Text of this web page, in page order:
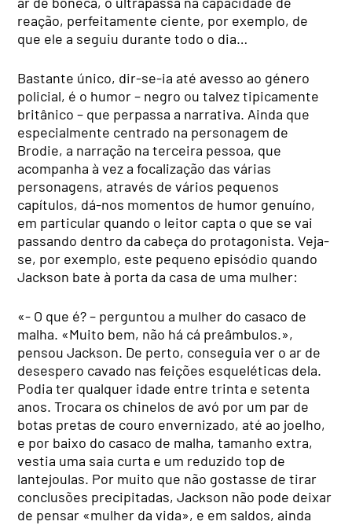
reação, perfeitamente ciente, por exemplo, de
que ele a seguiu durante todo o dia…
Bastante único, dir-se-ia até avesso ao género
policial, é o humor – negro ou talvez tipicamente
britânico – que perpassa a narrativa. Ainda que
especialmente centrado na personagem de
Brodie, a narração na terceira pessoa, que
acompanha à vez a focalização das várias
personagens, através de vários pequenos
capítulos, dá-nos momentos de humor genuíno,
em particular quando o leitor capta o que se vai
passando dentro da cabeça do protagonista. Veja-
se, por exemplo, este pequeno episódio quando
Jackson bate à porta da casa de uma mulher:
«- O que é? – perguntou a mulher do casaco de
malha. «Muito bem, não há cá preâmbulos.»,
pensou Jackson. De perto, conseguia ver o ar de
desespero cavado nas feições esqueléticas dela.
Podia ter qualquer idade entre trinta e setenta
anos. Trocara os chinelos de avó por um par de
botas pretas de couro envernizado, até ao joelho,
e por baixo do casaco de malha, tamanho extra,
vestia uma saia curta e um reduzido top de
lantejoulas. Por muito que não gostasse de tirar
conclusões precipitadas, Jackson não pode deixar
de pensar «mulher da vida», e em saldos, ainda